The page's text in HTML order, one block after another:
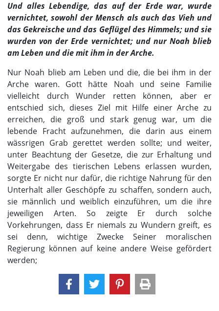
Und alles Lebendige, das auf der Erde war, wurde
vernichtet, sowohl der Mensch als auch das Vieh und
das Gekreische und das Geflügel des Himmels; und sie
wurden von der Erde vernichtet; und nur Noah blieb
am Leben und die mit ihm in der Arche.
Nur Noah blieb am Leben und die, die bei ihm in der
Arche waren. Gott hätte Noah und seine Familie
vielleicht durch Wunder retten können, aber er
entschied sich, dieses Ziel mit Hilfe einer Arche zu
erreichen, die groß und stark genug war, um die
lebende Fracht aufzunehmen, die darin aus einem
wässrigen Grab gerettet werden sollte; und weiter,
unter Beachtung der Gesetze, die zur Erhaltung und
Weitergabe des tierischen Lebens erlassen wurden,
sorgte Er nicht nur dafür, die richtige Nahrung für den
Unterhalt aller Geschöpfe zu schaffen, sondern auch,
sie männlich und weiblich einzuführen, um die ihre
jeweiligen Arten. So zeigte Er durch solche
Vorkehrungen, dass Er niemals zu Wundern greift, es
sei denn, wichtige Zwecke Seiner moralischen
Regierung können auf keine andere Weise gefördert
werden;